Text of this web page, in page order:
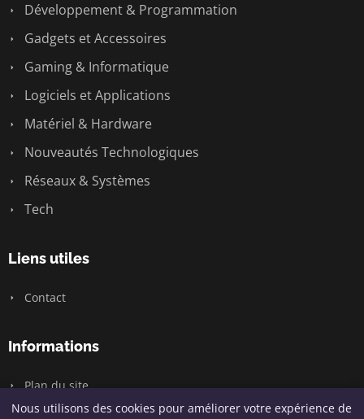
Développement & Programmation
Gadgets et Accessoires
Gaming & Informatique
Logiciels et Applications
Matériel & Hardware
Nouveautés Technologiques
Réseaux & Systèmes
Tech
Liens utiles
Contact
Informations
Plan du site
Nous utilisons des cookies pour améliorer votre expérience de